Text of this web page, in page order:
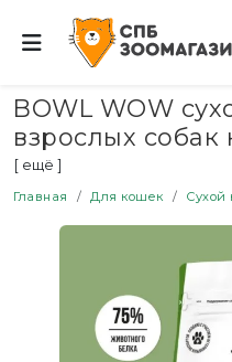
BOWL WOW
взрослых
ягненком,
цукини - 10 кг
[ ещё ]
Главная Для кошек Сухой